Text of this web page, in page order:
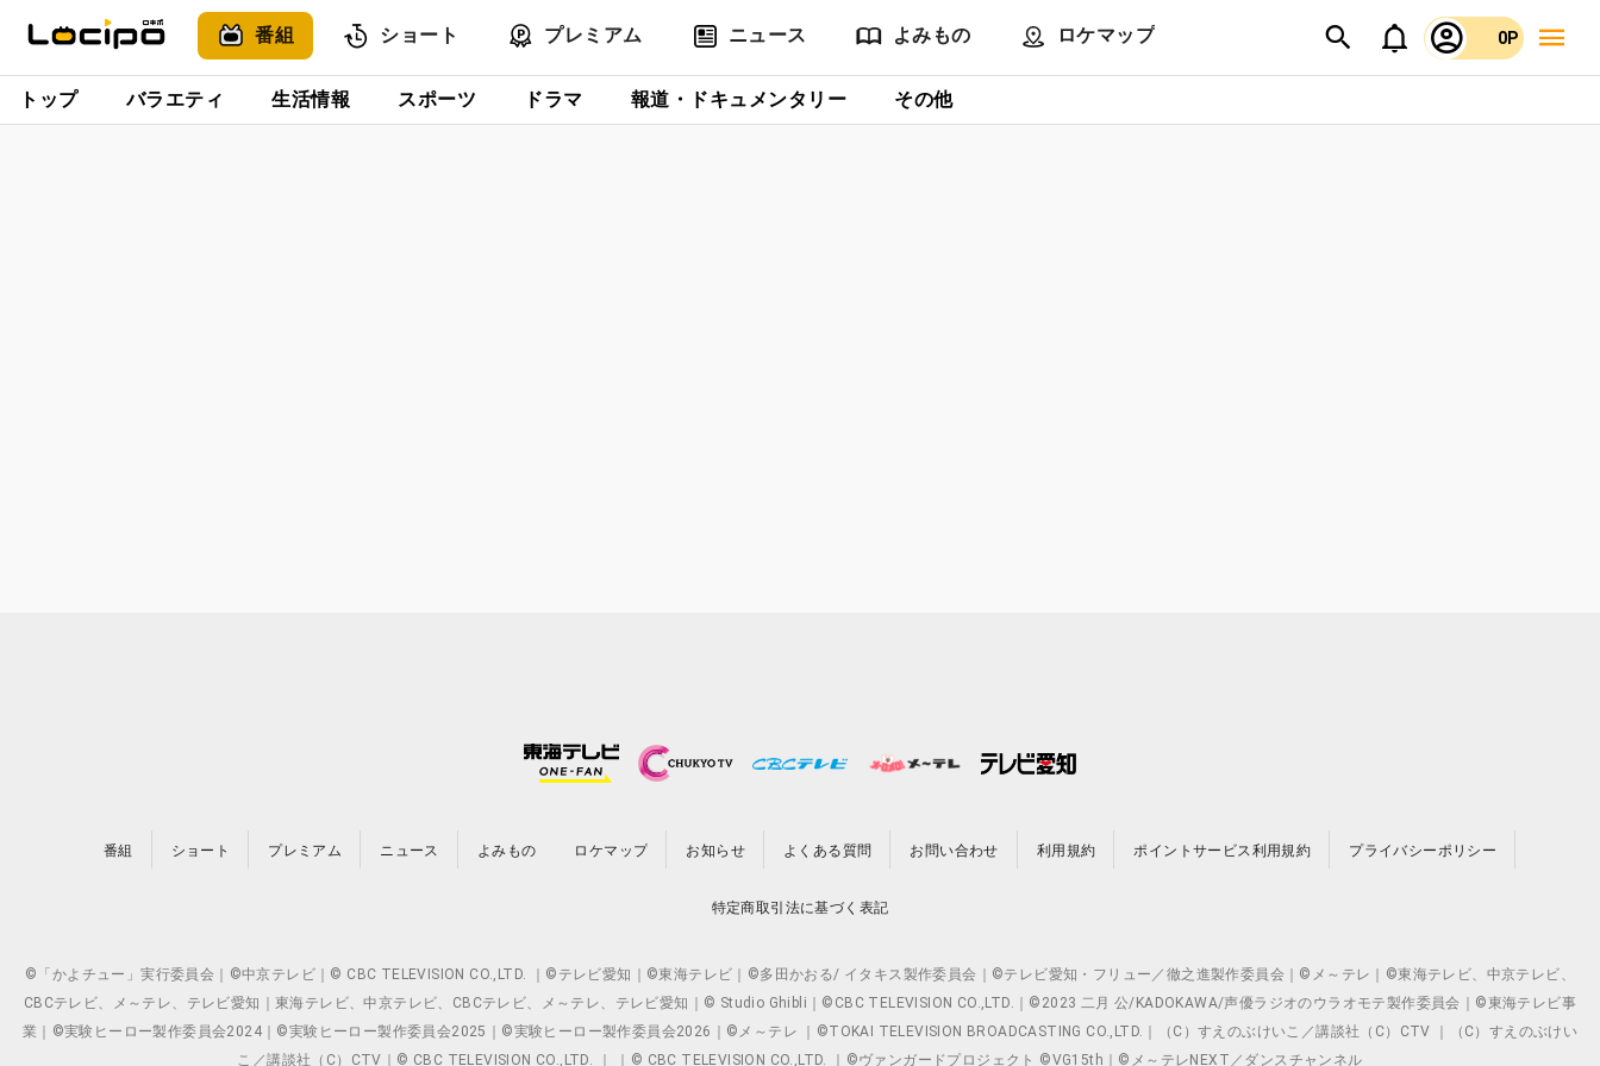
番組 ショート プレミアム ニュース よみもの ロケマップ 0P
トップ バラエティ 生活情報 スポーツ ドラマ 報道・ドキュメンタリー その他
番組 ショート プレミアム ニュース よみもの ロケマップ お知らせ よくある質問 お問い合わせ 利用規約 ポイントサービス利用規約 プライバシーポリシー
特定商取引法に基づく表記
©「かよチュー」実行委員会｜©中京テレビ｜© CBC TELEVISION CO.,LTD. ｜©テレビ愛知｜©東海テレビ｜©多田かおる/ イタキス製作委員会｜©テレビ愛知・フリュー／徹之進製作委員会｜©メ～テレ｜©東海テレビ、中京テレビ、
CBCテレビ、メ～テレ、テレビ愛知｜東海テレビ、中京テレビ、CBCテレビ、メ～テレ、テレビ愛知｜© Studio Ghibli｜©CBC TELEVISION CO.,LTD.｜©2023 二月 公/KADOKAWA/声優ラジオのウラオモテ製作委員会｜©東海テレビ事
業｜©実験ヒーロー製作委員会2024｜©実験ヒーロー製作委員会2025｜©実験ヒーロー製作委員会2026｜©メ～テレ ｜©TOKAI TELEVISION BROADCASTING CO.,LTD.｜（C）すえのぶけいこ／講談社（C）CTV ｜（C）すえのぶけい
こ／講談社（C）CTV｜© CBC TELEVISION CO.,LTD. ｜ ｜© CBC TELEVISION CO.,LTD. ｜©ヴァンガードプロジェクト ©VG15th｜©メ～テレNEXT／ダンスチャンネル